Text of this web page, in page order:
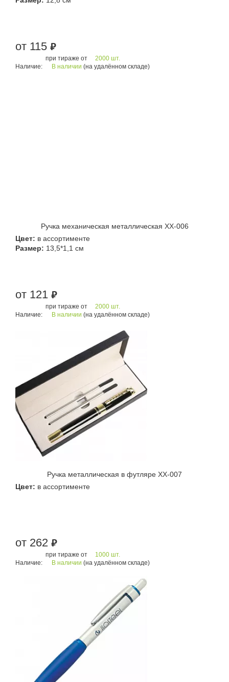
от 115 руб.
при тираже от
2000 шт.
Наличие:
В наличии (на удалённом складе)
Ручка механическая металлическая XX-006
Цвет: в ассортименте
Размер: 13,5*1,1 см
от 121 руб.
при тираже от
2000 шт.
Наличие:
В наличии (на удалённом складе)
Ручка металлическая в футляре XX-007
Цвет: в ассортименте
от 262 руб.
при тираже от
1000 шт.
Наличие:
В наличии (на удалённом складе)